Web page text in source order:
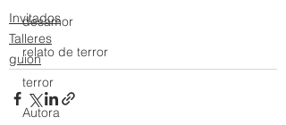
desamor
relato de terror
terror
Autora
Invitados
Talleres
guion